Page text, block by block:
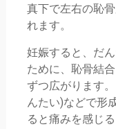
真下で左右の恥
れます。
妊娠すると、だ
ために、恥骨結
ずつ広がります
んたい)などで形
ると痛みを感じ